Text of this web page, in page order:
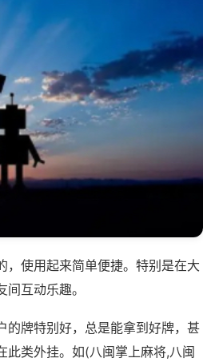
，使用起来简单便捷。特别是在大
互动乐趣。
的牌特别好，总是能拿到好牌，甚
此类外挂。如(八闽掌上麻将,八闽